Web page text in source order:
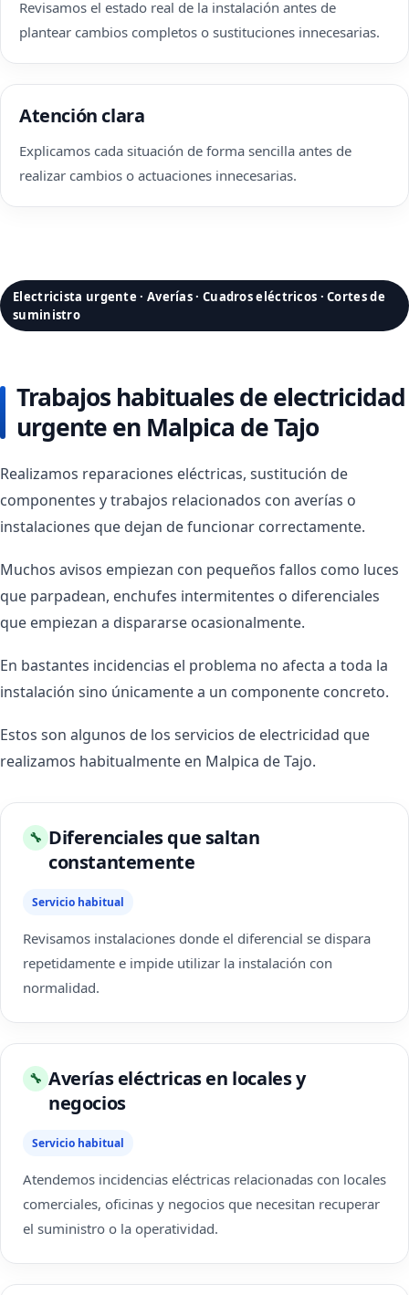
Revisamos el estado real de la instalación antes de
plantear cambios completos o sustituciones innecesarias.
Atención clara
Explicamos cada situación de forma sencilla antes de
realizar cambios o actuaciones innecesarias.
Electricista urgente · Averías · Cuadros eléctricos · Cortes de
suministro
Trabajos habituales de electricidad
urgente en Malpica de Tajo
Realizamos reparaciones eléctricas, sustitución de
componentes y trabajos relacionados con averías o
instalaciones que dejan de funcionar correctamente.
Muchos avisos empiezan con pequeños fallos como luces
que parpadean, enchufes intermitentes o diferenciales
que empiezan a dispararse ocasionalmente.
En bastantes incidencias el problema no afecta a toda la
instalación sino únicamente a un componente concreto.
Estos son algunos de los servicios de electricidad que
realizamos habitualmente en Malpica de Tajo.
🔧 Diferenciales que saltan
constantemente
Servicio habitual
Revisamos instalaciones donde el diferencial se dispara
repetidamente e impide utilizar la instalación con
normalidad.
🔧 Averías eléctricas en locales y
negocios
Servicio habitual
Atendemos incidencias eléctricas relacionadas con locales
comerciales, oficinas y negocios que necesitan recuperar
el suministro o la operatividad.